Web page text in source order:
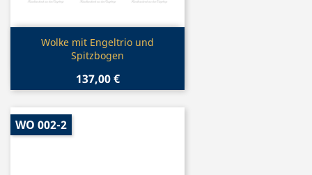
Vorschau
Wolke mit Engeltrio und
Spitzbogen
137,00 €
WO 002-2